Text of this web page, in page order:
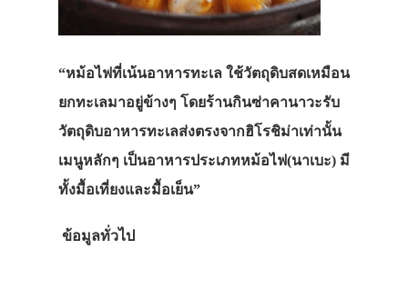
“หม้อไฟที่เน้นอาหารทะเล ใช้วัตถุดิบสดเหมือน
ยกทะเลมาอยู่ข้างๆ โดยร้านกินซ่าคานาวะรับ
วัตถุดิบอาหารทะเลส่งตรงจากฮิโรชิม่าเท่านั้น
เมนูหลักๆ เป็นอาหารประเภทหม้อไฟ(นาเบะ) มี
ทั้งมื้อเที่ยงและมื้อเย็น”
ข้อมูลทั่วไป